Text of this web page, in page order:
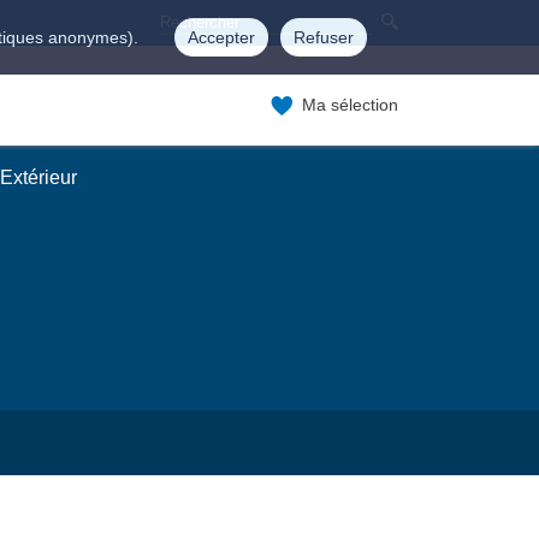
anonymes). Accepter Refuser
Ma sélection